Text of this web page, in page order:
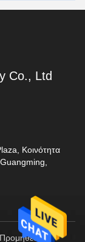
Co., Ltd
Κοινότητα